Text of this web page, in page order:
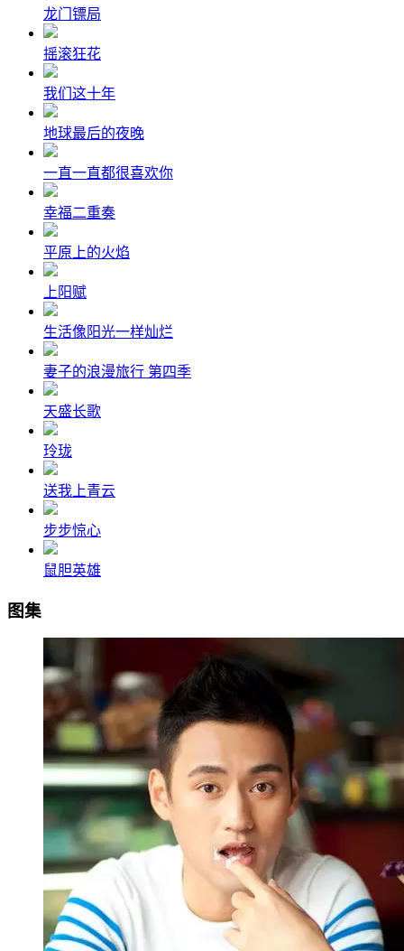
龙门镖局
摇滚狂花
我们这十年
地球最后的夜晚
一直一直都很喜欢你
幸福二重奏
平原上的火焰
上阳赋
生活像阳光一样灿烂
妻子的浪漫旅行 第四季
天盛长歌
玲珑
送我上青云
步步惊心
鼠胆英雄
图集